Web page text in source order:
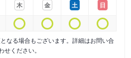
木
金
土
日
なる場合もございます。詳細はお問い合
せください。